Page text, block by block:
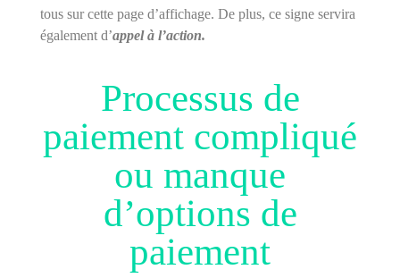
tous sur cette page d’affichage. De plus, ce signe servira
également d’appel à l’action.
Processus de
paiement compliqué
ou manque
d’options de
paiement